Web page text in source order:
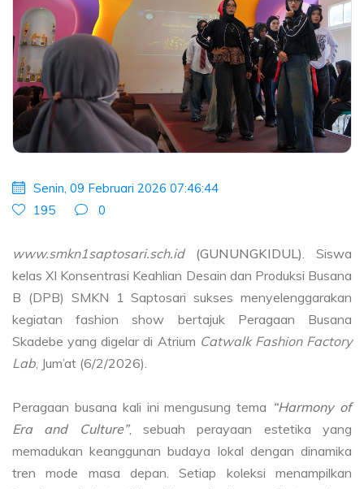
Senin, 09 Februari 2026 07:46:44
195
0
www.smkn1saptosari.sch.id (GUNUNGKIDUL). Siswa
kelas XI Konsentrasi Keahlian Desain dan Produksi Busana
B (DPB) SMKN 1 Saptosari sukses menyelenggarakan
kegiatan fashion show bertajuk Peragaan Busana
Skadebe yang digelar di Atrium Catwalk Fashion Factory
Lab, Jum’at (6/2/2026).
Peragaan busana kali ini mengusung tema “Harmony of
Era and Culture”, sebuah perayaan estetika yang
memadukan keanggunan budaya lokal dengan dinamika
tren mode masa depan. Setiap koleksi menampilkan